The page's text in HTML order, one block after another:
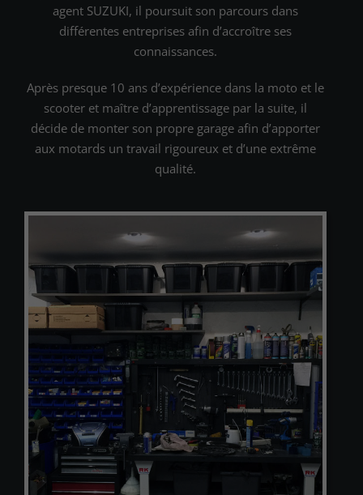
agent SUZUKI, il poursuit son parcours dans
différentes entreprises afin d’accroître ses
connaissances.
Après presque 10 ans d’expérience dans la moto et le
scooter et maître d’apprentissage par la suite, il
décide de monter son propre garage afin d’apporter
aux motards un travail rigoureux et d’une extrême
qualité.